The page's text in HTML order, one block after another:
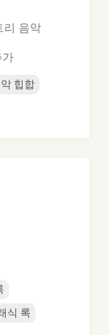
리 음악
가
힙합
식 록